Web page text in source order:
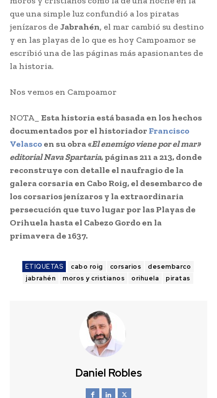
que una simple luz confundió a los piratas
jenízaros deJabrahén, el mar cambió su destino
y en las playas de lo que es hoy Campoamor se
escribió una de las páginas más apasionantes de
la historia.
Nos vemos en Campoamor
NOTA_ Esta historia está basada en los hechos
documentados por el historiadorFrancisco
Velascoen su obra «El enemigo viene por el mar»
editorial Nava Spartaria, páginas 211 a 213, donde
reconstruye con detalle el naufragio de la
galera corsaria en Cabo Roig, el desembarco de
los corsarios jenízaros y la extraordinaria
persecución que tuvo lugar por las Playas de
Orihuela hasta el Cabezo Gordo en la
primavera de 1637.
ETIQUETAS cabo roig corsarios
desembarco
jabrahén
moros y cristianos orihuela piratas
Daniel Robles